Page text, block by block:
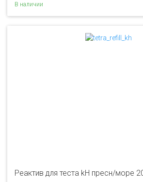
В наличии
Реактив для теста kH пресн/море